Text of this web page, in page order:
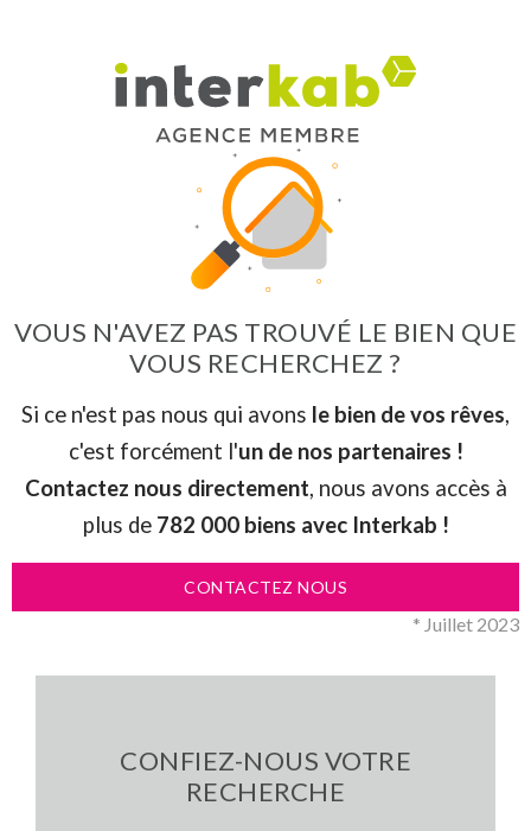
VOUS N'AVEZ PAS TROUVÉ LE BIEN QUE
VOUS RECHERCHEZ ?
Si ce n'est pas nous qui avons le bien de vos rêves,
c'est forcément l'un de nos partenaires !
Contactez nous directement, nous avons accès à
plus de 782 000 biens avec Interkab !
CONTACTEZ NOUS
* Juillet 2023
CONFIEZ-NOUS VOTRE
RECHERCHE